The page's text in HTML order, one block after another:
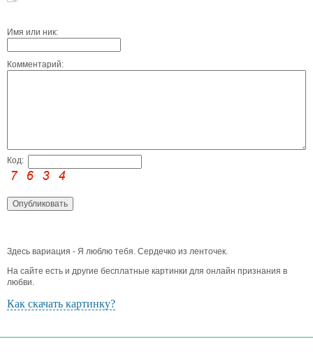
Имя или ник:
Комментарий:
Код:
Здесь вариация - Я люблю тебя. Сердечко из ленточек.
На сайте есть и другие бесплатные картинки для онлайн признания в
любви.
Как скачать картинку?